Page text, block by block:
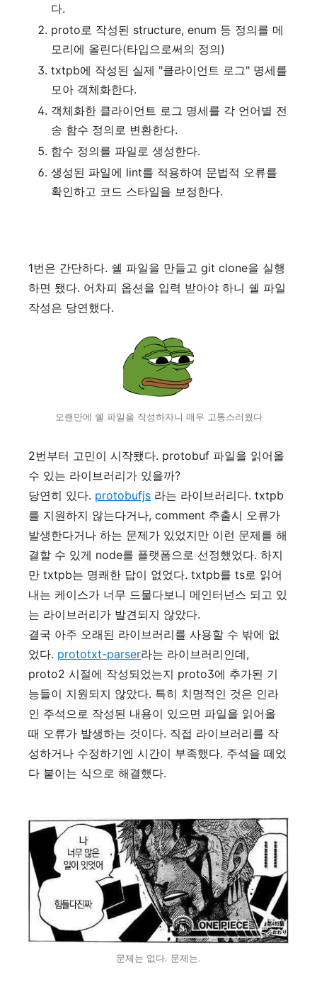
다.
proto로 작성된 structure, enum 등 정의를 메
모리에 올린다(타입으로써의 정의)
txtpb에 작성된 실제 "클라이언트 로그" 명세를
모아 객체화한다.
객체화한 클라이언트 로그 명세를 각 언어별 전
송 함수 정의로 변환한다.
함수 정의를 파일로 생성한다.
생성된 파일에 lint를 적용하여 문법적 오류를
확인하고 코드 스타일을 보정한다.
1번은 간단하다. 쉘 파일을 만들고 git clone을 실행
하면 됐다. 어차피 옵션을 입력 받아야 하니 쉘 파일
작성은 당연했다.
오랜만에 쉘 파일을 작성하자니 매우 고통스러웠다
2번부터 고민이 시작됐다. protobuf 파일을 읽어올
수 있는 라이브러리가 있을까?
당연히 있다. protobufjs 라는 라이브러리다. txtpb
를 지원하지 않는다거나, comment 추출시 오류가
발생한다거나 하는 문제가 있었지만 이런 문제를 해
결할 수 있게 node를 플랫폼으로 선정했었다. 하지
만 txtpb는 명쾌한 답이 없었다. txtpb를 ts로 읽어
내는 케이스가 너무 드물다보니 메인터넌스 되고 있
는 라이브러리가 발견되지 않았다.
결국 아주 오래된 라이브러리를 사용할 수 밖에 없
었다. prototxt-parser라는 라이브러리인데,
proto2 시절에 작성되었는지 proto3에 추가된 기
능들이 지원되지 않았다. 특히 치명적인 것은 인라
인 주석으로 작성된 내용이 있으면 파일을 읽어올
때 오류가 발생하는 것이다. 직접 라이브러리를 작
성하거나 수정하기엔 시간이 부족했다. 주석을 떼었
다 붙이는 식으로 해결했다.
문제는 없다. 문제는.